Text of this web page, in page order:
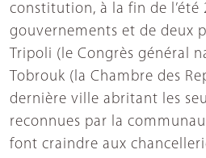
constitution, à la fin de l’été
gouvernements et de deux
Tripoli (le Congrès général
Tobrouk (la Chambre des
dernière ville abritant les
reconnues par la
font craindre aux